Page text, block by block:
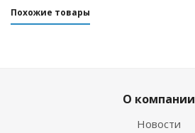
Похожие товары
О компании
Новости